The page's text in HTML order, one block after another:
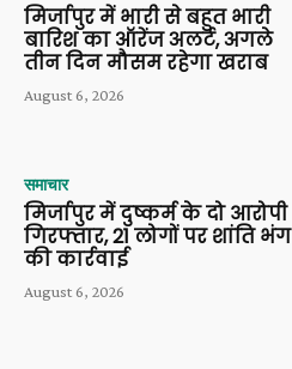
मिर्जापुर में भारी से बहुत भारी
बारिश का ऑरेंज अलर्ट, अगले
तीन दिन मौसम रहेगा खराब
August 6, 2026
समाचार
मिर्जापुर में दुष्कर्म के दो आरोपी
गिरफ्तार, 21 लोगों पर शांति भंग
की कार्रवाई
August 6, 2026